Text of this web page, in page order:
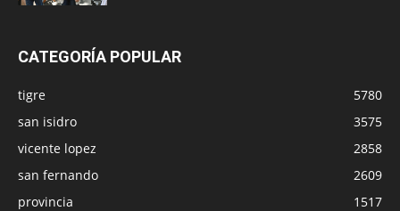
CATEGORÍA POPULAR
tigre
5780
san isidro
3575
vicente lopez
2858
san fernando
2609
provincia
1517